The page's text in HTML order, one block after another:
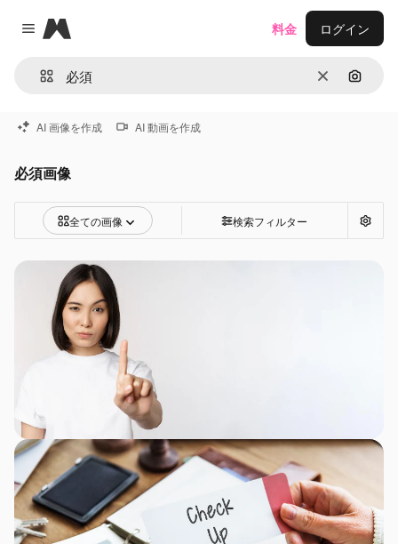
Close menu
Magnific
消去 画像で
料金 ログイン
AI 画像を作成 AI 動画を作成
必須画像
全ての画像 検索フィルター